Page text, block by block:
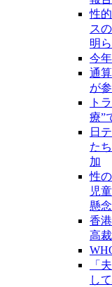
性
ス
明
今
通
が
ト
療”
日
た
加
性
児
懸
香
高
「
し